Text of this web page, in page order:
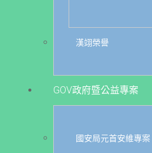
漢翊榮譽
GOV政府暨公益專案
國安局元首安維專案